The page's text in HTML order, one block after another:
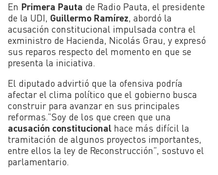
En Primera Pauta de Radio Pauta, el presidente
de la UDI, Guillermo Ramírez , abordó la
acusación constitucional impulsada contra el
exministro de Hacienda, Nicolás Grau, y expresó
sus reparos respecto del momento en que se
presenta la iniciativa.
El diputado advirtió que la ofensiva podría
afectar el clima político que el gobierno busca
construir para avanzar en sus principales
reformas.”Soy de los que creen que una
acusación constitucional hace más difícil la
tramitación de algunos proyectos importantes,
entre ellos la ley de Reconstrucción”, sostuvo el
parlamentario.